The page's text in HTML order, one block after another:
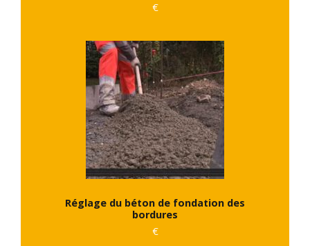
€
Réglage du béton de fondation des
bordures
€